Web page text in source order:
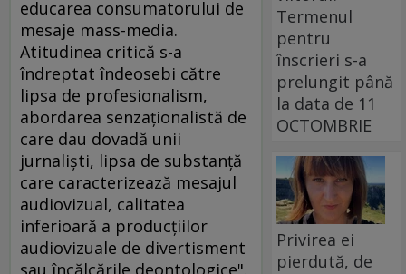
educarea consumatorului de
mesaje mass-media.
Atitudinea critică s-a
îndreptat îndeosebi către
lipsa de profesionalism,
abordarea senzaţionalistă de
care dau dovadă unii
jurnalişti, lipsa de substanţă
care caracterizează mesajul
audiovizual, calitatea
inferioară a producţiilor
audiovizuale de divertisment
sau încălcările deontologice".
Termenul
pentru
înscrieri s-a
prelungit până
la data de 11
OCTOMBRIE
Privirea ei
pierdută, de